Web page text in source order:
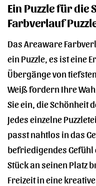
Ein Puzzle für die
Farbverlauf
Das Areaware
ein Puzzle, es ist eine
Übergänge von
Weiß fordern Ihre
Sie ein, die Schönheit
Jedes einzelne
passt nahtlos in das
befriedigendes Gefühl
Stück an seinen Platz
Freizeit in eine